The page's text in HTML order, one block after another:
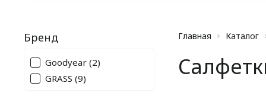
Бренд
Goodyear (2)
GRASS (9)
Главная Каталог